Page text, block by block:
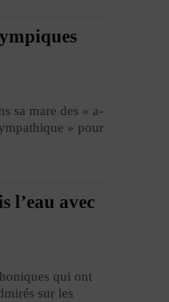
sa mare des « a-
» pour
l’eau avec
qui ont
sur les